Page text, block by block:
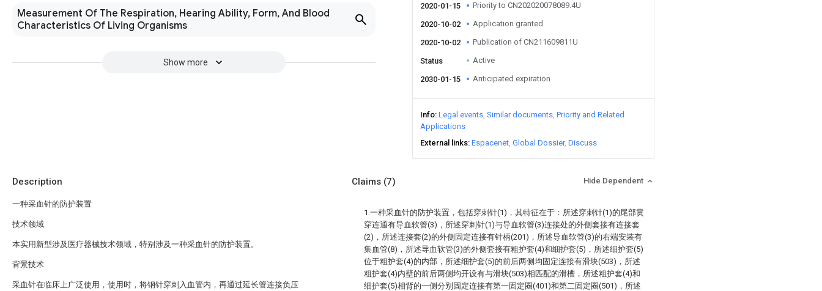
Measurement Of The Respiration, Hearing Ability, Form, And Blood
Characteristics Of Living Organisms
Show more
2020-01-15
Priority to CN202020078089.4U
2020-10-02 Application granted
2020-10-02 Publication of CN211609811U
Status Active
2030-01-15 Anticipated expiration
Info Legal events Similar documents Priority and Related
Applications
External links Espacenet Global Dossier Discuss
Description
一种采血针的防护装置
技术领域
本实用新型涉及医疗器械技术领域，特别涉及一种采血针的防护装置。
背景技术
采血针在临床上广泛使用，使用时，将钢针穿刺入血管内，再通过延长管连接负压
Claims (7) Hide Dependent
1.一种采血针的防护装置，包括穿刺针(1)，其特征在于：所述穿刺针(1)的尾部贯
穿连通有导血软管(3)，所述穿刺针(1)与导血软管(3)连接处的外侧套接有连接套
(2)，所述连接套(2)的外侧固定连接有针柄(201)，所述导血软管(3)的右端安装有
集血管(8)，所述导血软管(3)的外侧套接有粗护套(4)和细护套(5)，所述细护套(5)
位于粗护套(4)的内部，所述细护套(5)的前后两侧均固定连接有滑块(503)，所述
粗护套(4)内壁的前后两侧均开设有与滑块(503)相匹配的滑槽，所述粗护套(4)和
细护套(5)相背的一侧分别固定连接有第一固定圈(401)和第二固定圈(501)，所述